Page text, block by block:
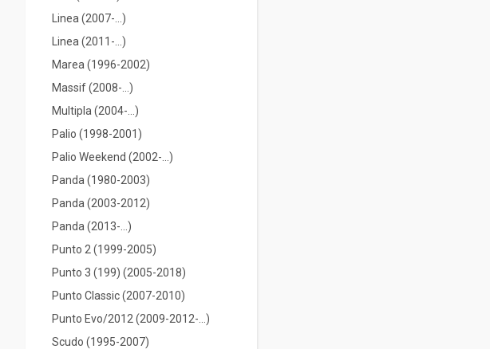
Linea (2007-...)
Linea (2011-...)
Marea (1996-2002)
Massif (2008-...)
Multipla (2004-...)
Palio (1998-2001)
Palio Weekend (2002-...)
Panda (1980-2003)
Panda (2003-2012)
Panda (2013-...)
Punto 2 (1999-2005)
Punto 3 (199) (2005-2018)
Punto Classic (2007-2010)
Punto Evo/2012 (2009-2012-...)
Scudo (1995-2007)